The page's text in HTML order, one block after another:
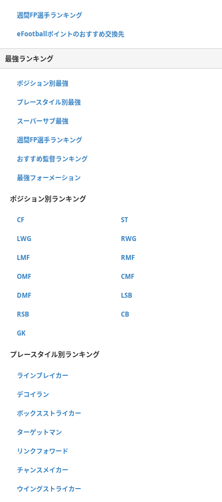
週間FP選手ランキング
eFootballポイントのおすすめ交換先
最強ランキング
ポジション別最強
プレースタイル別最強
スーパーサブ最強
週間FP選手ランキング
おすすめ監督ランキング
最強フォーメーション
ポジション別ランキング
CF ST
LWG RWG
LMF RMF
OMF CMF
DMF LSB
RSB CB
GK
プレースタイル別ランキング
ラインブレイカー
デコイラン
ボックスストライカー
ターゲットマン
リンクフォワード
チャンスメイカー
ウイングストライカー